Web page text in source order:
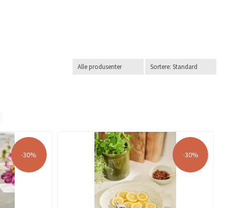
-30% -30%